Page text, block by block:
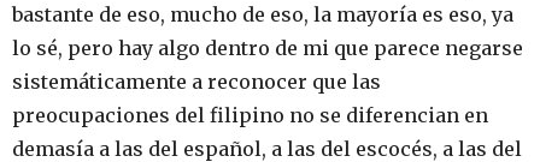
bastante de eso, mucho de eso, la mayoría es eso, ya
lo sé, pero hay algo dentro de mi que parece negarse
sistemáticamente a reconocer que las
preocupaciones del filipino no se diferencian en
demasía a las del español, a las del escocés, a las del